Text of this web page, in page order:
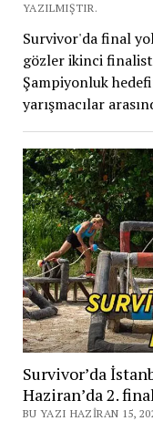
YAZILMIŞTIR.
Survivor'da final
gözler ikinci
Şampiyonluk
yarışmacılar
Survivor’da
Haziran’da 2.
BU YAZI HAZIRAN 15,